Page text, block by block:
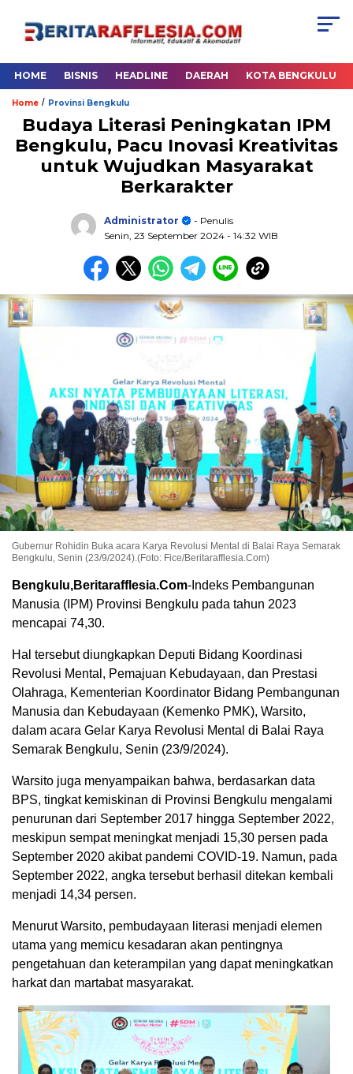
HOME BISNIS HEADLINE DAERAH KOTA BENGKULU
Home / Provinsi Bengkulu
Budaya Literasi Peningkatan IPM
Bengkulu, Pacu Inovasi Kreativitas
untuk Wujudkan Masyarakat
Berkarakter
Administrator
- Penulis
Senin, 23 September 2024 - 14:32 WIB
Gubernur Rohidin Buka acara Karya Revolusi Mental di Balai Raya Semarak
Bengkulu, Senin (23/9/2024).(Foto: Fice/Beritarafflesia.Com)
Bengkulu,Beritarafflesia.Com-Indeks Pembangunan
Manusia (IPM) Provinsi Bengkulu pada tahun 2023
mencapai 74,30.
Hal tersebut diungkapkan Deputi Bidang Koordinasi
Revolusi Mental, Pemajuan Kebudayaan, dan Prestasi
Olahraga, Kementerian Koordinator Bidang Pembangunan
Manusia dan Kebudayaan (Kemenko PMK), Warsito,
dalam acara Gelar Karya Revolusi Mental di Balai Raya
Semarak Bengkulu, Senin (23/9/2024).
Warsito juga menyampaikan bahwa, berdasarkan data
BPS, tingkat kemiskinan di Provinsi Bengkulu mengalami
penurunan dari September 2017 hingga September 2022,
meskipun sempat meningkat menjadi 15,30 persen pada
September 2020 akibat pandemi COVID-19. Namun, pada
September 2022, angka tersebut berhasil ditekan kembali
menjadi 14,34 persen.
Menurut Warsito, pembudayaan literasi menjadi elemen
utama yang memicu kesadaran akan pentingnya
pengetahuan dan keterampilan yang dapat meningkatkan
harkat dan martabat masyarakat.